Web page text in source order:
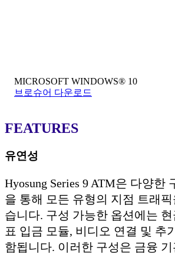
MICROSOFT WINDOWS® 10
브로슈어 다운로드
FEATURES
유연성
Hyosung Series 9 ATM은 다양한
을 통해 모든 유형의 지점 트래
습니다. 구성 가능한 옵션에는
표 입금 모듈, 비디오 연결 및 추
함됩니다. 이러한 구성은 금융